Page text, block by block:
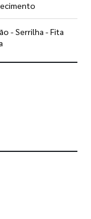
- Serrilha - Fita
gabaritos